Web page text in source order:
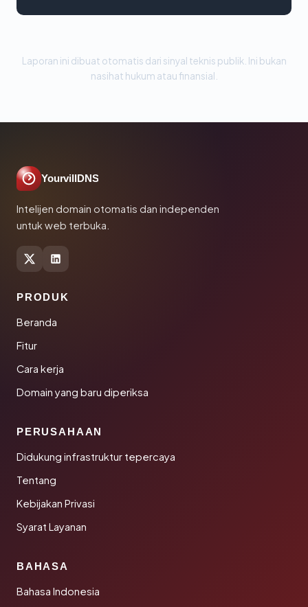
Laporan ini dibuat otomatis dari sinyal teknis publik. Ini bukan
nasihat hukum atau finansial.
YourvillDNS
Intelijen domain otomatis dan independen
untuk web terbuka.
PRODUK
Beranda
Fitur
Cara kerja
Domain yang baru diperiksa
PERUSAHAAN
Didukung infrastruktur tepercaya
Tentang
Kebijakan Privasi
Syarat Layanan
BAHASA
Bahasa Indonesia